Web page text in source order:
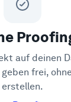
auf deinen
frei,
erstellen.